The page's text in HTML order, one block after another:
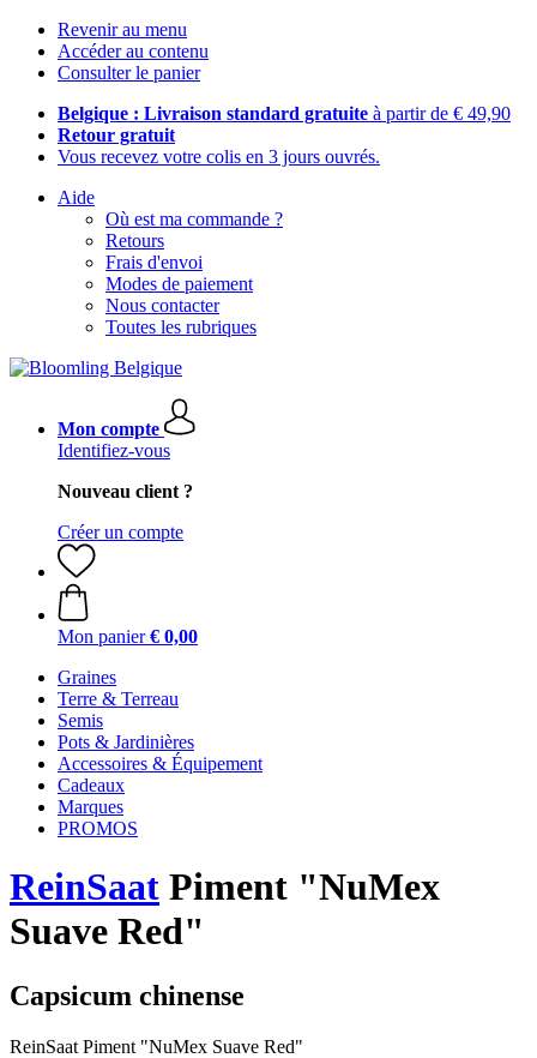
Revenir au menu
Accéder au contenu
Consulter le panier
Belgique : Livraison standard gratuite à partir de € 49,90
Retour gratuit
Vous recevez votre colis en 3 jours ouvrés.
Aide
Où est ma commande ?
Retours
Frais d'envoi
Modes de paiement
Nous contacter
Toutes les rubriques
Mon compte
Identifiez-vous
Nouveau client ?
Créer un compte
Mon panier € 0,00
Graines
Terre & Terreau
Semis
Pots & Jardinières
Accessoires & Équipement
Cadeaux
Marques
PROMOS
ReinSaat Piment "NuMex
Suave Red"
Capsicum chinense
ReinSaat Piment "NuMex Suave Red"